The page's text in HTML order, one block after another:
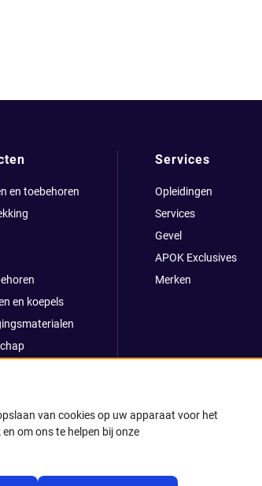
van cookies op uw apparaat voor het
om ons te helpen bij onze
en toebehoren
en koepels
Services
Opleidingen
Services
Gevel
APOK Exclusives
Merken